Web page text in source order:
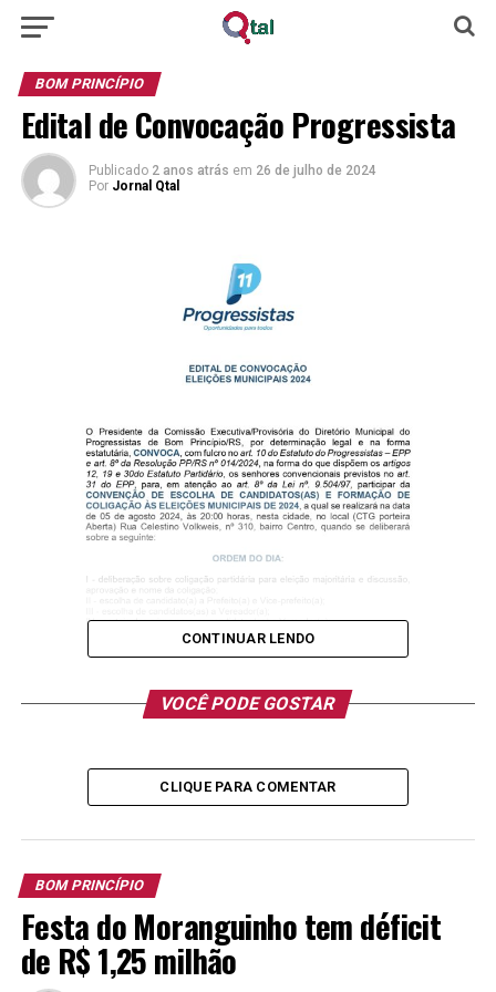
BOM PRINCÍPIO
Edital de Convocação Progressista
Publicado 2 anos atrás em 26 de julho de 2024
Por Jornal Qtal
TÓPICOS RELACIONADOS:
A SEGUIR
CONTINUAR LENDO
VOCÊ PODE GOSTAR
CLIQUE PARA COMENTAR
BOM PRINCÍPIO
Festa do Moranguinho tem déficit
de R$ 1,25 milhão